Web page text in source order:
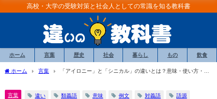
高校・大学の受験対策と社会人としての常識を知る教科書
ホーム 言葉 歴史 社会 暮らし もの 飲食
ホーム 言葉
「アイロニー」と「シニカル」の違いとは？意味・使い方・例
言葉 違い 類義語 意味 例文 対義語 語源